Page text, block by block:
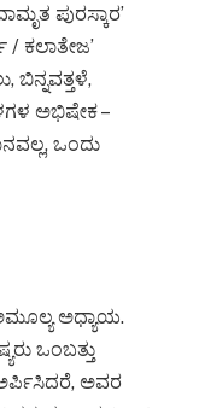
ಪುರಸ್ಕಾರ’
/ ಕಲಾತೇಜ’
ಬಿನ್ನವತ್ತಳೆ,
ಅಭಿಷೇಕ –
ಒಂದು
ಅಧ್ಯಾಯ.
ಒಂಬತ್ತು
ಅರ್ಪಿಸಿದರೆ, ಅವರ